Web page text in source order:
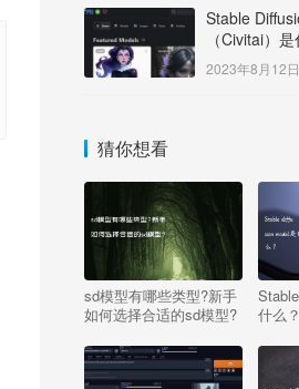
Stable
（Civitai）
少？
2023年8月12日
猜你想看
sd模型有哪些类型?新手
如何选择合适的sd模型?
什么？